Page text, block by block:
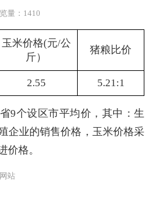
量：1410
玉米价格(元/公
斤）
猪粮比价
2.55 5.21:1
9个设区市平均价，其中：生
企业的销售价格，玉米价格采
价格。
站